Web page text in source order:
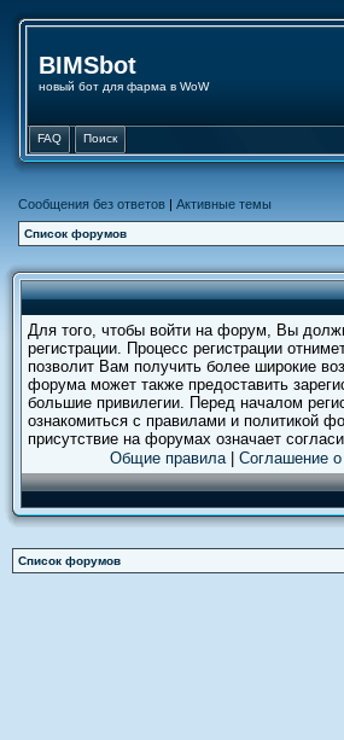
BIMSbot
новый бот для фарма в WoW
FAQ Поиск
Сообщения без ответов | Активные темы
Список форумов
Для того, чтобы войти на форум, Вы
регистрации. Процесс регистрации
позволит Вам получить более широкие
форума может также предоставить
большие привилегии. Перед началом
ознакомиться с правилами и политикой
присутствие на форумах означает
Общие правила| Соглашение
Список форумов